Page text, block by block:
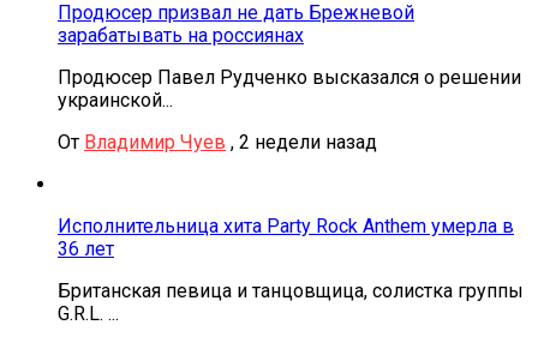
Продюсер призвал не дать Брежневой
зарабатывать на россиянах
Продюсер Павел Рудченко высказался о решении
украинской...
От Владимир Чуев , 2 недели назад
Исполнительница хита Party Rock Anthem умерла в
36 лет
Британская певица и танцовщица, солистка группы
G.R.L. ...